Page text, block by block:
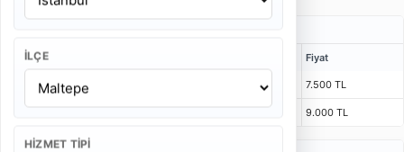
İLÇE
HIZMET TIPI
Fiyat
7.500 TL
9.000 TL